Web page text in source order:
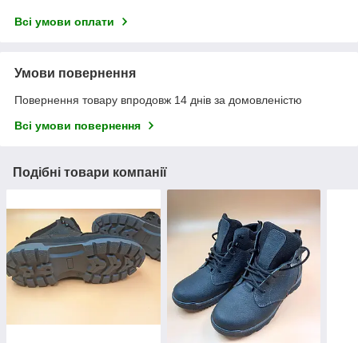
Всі умови оплати
Умови повернення
Повернення товару впродовж 14 днів за домовленістю
Всі умови повернення
Подібні товари компанії